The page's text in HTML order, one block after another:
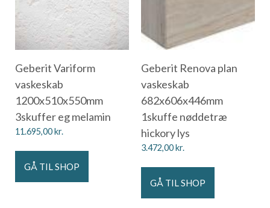
Geberit Variform
vaskeskab
1200x510x550mm
3skuffer eg melamin
11.695,00kr.
GÅ TIL SHOP
Geberit Renova plan
vaskeskab
682x606x446mm
1skuffe nøddetræ
hickory lys
3.472,00kr.
GÅ TIL SHOP